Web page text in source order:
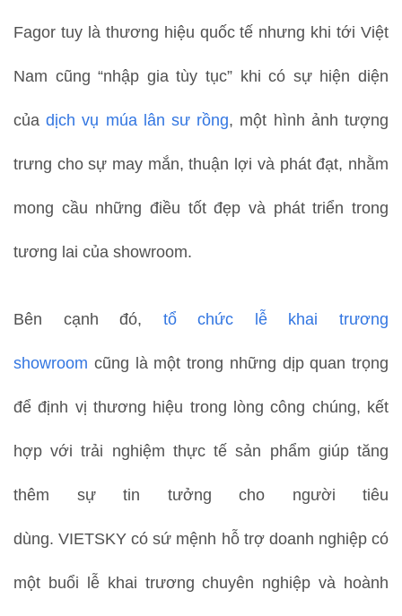
Fagor tuy là thương hiệu quốc tế nhưng khi tới Việt
Nam cũng “nhập gia tùy tục” khi có sự hiện diện
củadịch vụ múa lân sư rồng, một hình ảnh tượng
trưng cho sự may mắn, thuận lợi và phát đạt, nhằm
mong cầu những điều tốt đẹp và phát triển trong
tương lai của showroom.
Bên cạnh đó, tổ chức lễ khai trương
showroom cũng là một trong những dịp quan trọng
để định vị thương hiệu trong lòng công chúng, kết
hợp với trải nghiệm thực tế sản phẩm giúp tăng
thêm sự tin tưởng cho người tiêu
dùng. VIETSKY có sứ mệnh hỗ trợ doanh nghiệp có
một buổi lễ khai trương chuyên nghiệp và hoành